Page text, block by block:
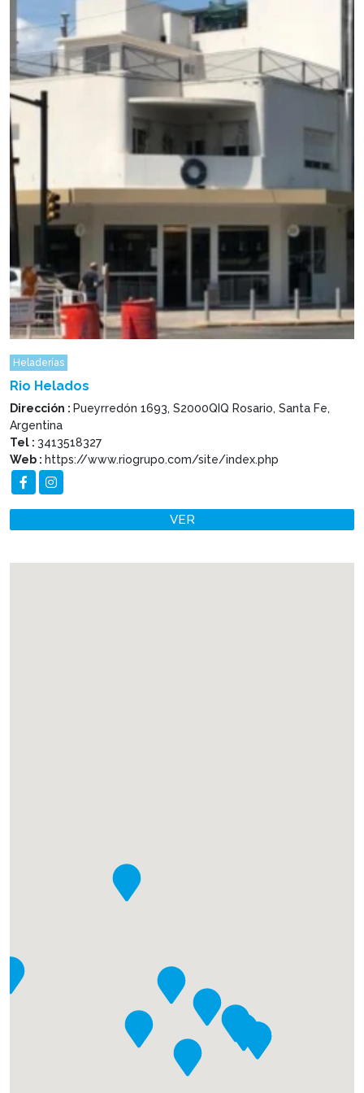
Heladerías
Rio Helados
Dirección : Pueyrredón 1693, S2000QIQ Rosario, Santa Fe,
Argentina
Tel : 3413518327
Web : https://www.riogrupo.com/site/index.php
VER